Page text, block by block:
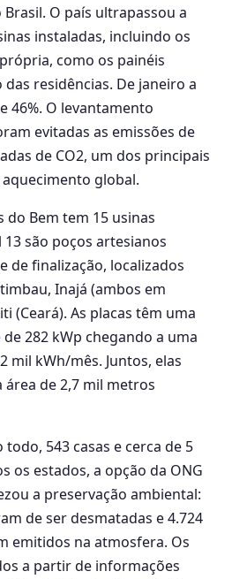
O país ultrapassou a
instaladas, incluindo os
como os painéis
residências. De janeiro a
46%. O levantamento
evitadas as emissões de
de CO2, um dos principais
global.
do Bem tem 15 usinas
são poços artesianos
de finalização, localizados
Inajá (ambos em
(Ceará). As placas têm uma
282 kWp chegando a uma
mil kWh/mês. Juntos, elas
de 2,7 mil metros
543 casas e cerca de 5
os estados, a opção da ONG
a preservação ambiental:
de ser desmatadas e 4.724
emitidos na atmosfera. Os
a partir de informações